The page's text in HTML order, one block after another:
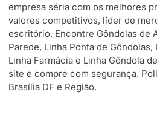
empresa séria com os melhores
valores competitivos, líder de
escritório. Encontre Gôndolas de
Parede, Linha Ponta de
Linha Farmácia e Linha Gôndola
site e compre com segurança.
Brasília DF e Região.